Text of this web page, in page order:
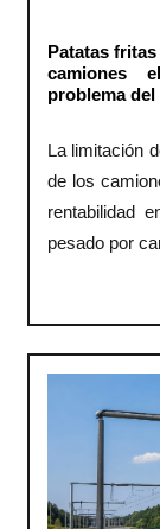
Patatas
camiones
problema
La limitación
de los
rentabilidad
pesado por